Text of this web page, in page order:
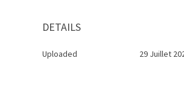
DETAILS
Uploaded 29 Juillet